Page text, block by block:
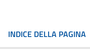
INDICE DELLA PAGINA